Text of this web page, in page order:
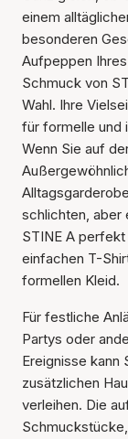
einem
besonderen
Aufpeppen
Schmuck von
Wahl. Ihre
für formelle und
Wenn Sie auf
schlichten, aber
STINE A
einfachen T-
formellen Kleid.
Für festliche
Partys oder
Ereignisse kann
zusätzlichen
verleihen. Die